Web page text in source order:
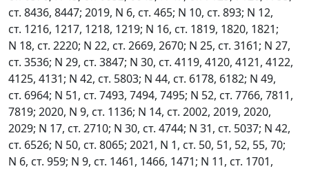
ст. 8436, 8447; 2019, N 6, ст. 465; N 10, ст. 893; N 12,
ст. 1216, 1217, 1218, 1219; N 16, ст. 1819, 1820, 1821;
N 18, ст. 2220; N 22, ст. 2669, 2670; N 25, ст. 3161; N 27,
ст. 3536; N 29, ст. 3847; N 30, ст. 4119, 4120, 4121, 4122,
4125, 4131; N 42, ст. 5803; N 44, ст. 6178, 6182; N 49,
ст. 6964; N 51, ст. 7493, 7494, 7495; N 52, ст. 7766, 7811,
7819; 2020, N 9, ст. 1136; N 14, ст. 2002, 2019, 2020,
2029; N 17, ст. 2710; N 30, ст. 4744; N 31, ст. 5037; N 42,
ст. 6526; N 50, ст. 8065; 2021, N 1, ст. 50, 51, 52, 55, 70;
N 6, ст. 959; N 9, ст. 1461, 1466, 1471; N 11, ст. 1701,